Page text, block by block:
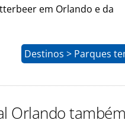
em Orlando e da
Destinos > Parques
Orlando também